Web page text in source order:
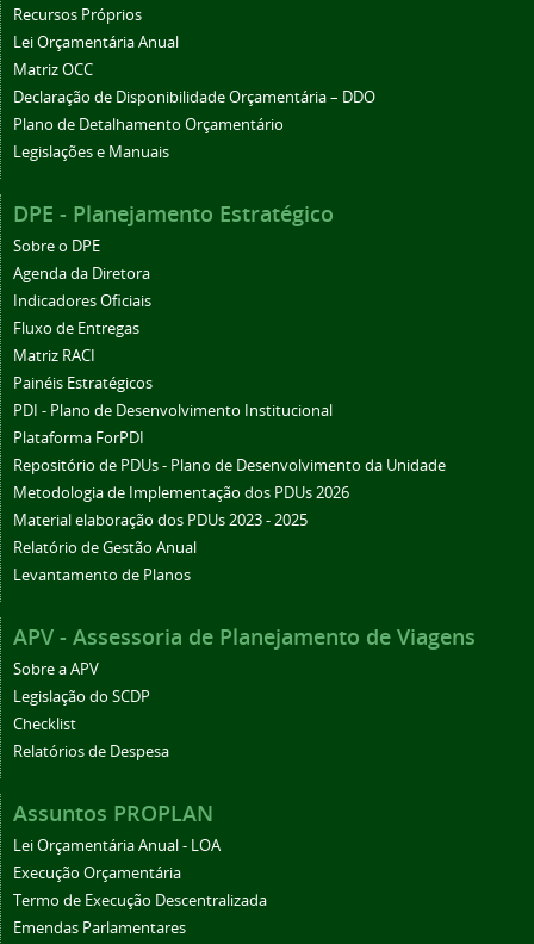
Recursos Próprios
Lei Orçamentária Anual
Matriz OCC
Declaração de Disponibilidade Orçamentária – DDO
Plano de Detalhamento Orçamentário
Legislações e Manuais
DPE - Planejamento Estratégico
Sobre o DPE
Agenda da Diretora
Indicadores Oficiais
Fluxo de Entregas
Matriz RACI
Painéis Estratégicos
PDI - Plano de Desenvolvimento Institucional
Plataforma ForPDI
Repositório de PDUs - Plano de Desenvolvimento da Unidade
Metodologia de Implementação dos PDUs 2026
Material elaboração dos PDUs 2023 - 2025
Relatório de Gestão Anual
Levantamento de Planos
APV - Assessoria de Planejamento de Viagens
Sobre a APV
Legislação do SCDP
Checklist
Relatórios de Despesa
Assuntos PROPLAN
Lei Orçamentária Anual - LOA
Execução Orçamentária
Termo de Execução Descentralizada
Emendas Parlamentares